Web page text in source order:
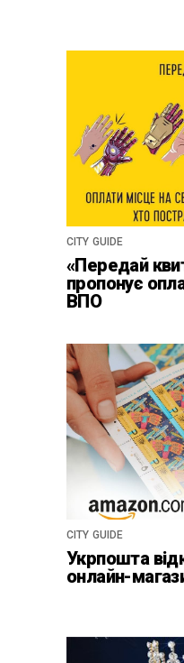
CITY GUIDE
«Передай
пропонує
ВПО
CITY GUIDE
Укрпошта
онлайн-